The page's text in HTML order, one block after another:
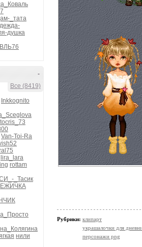
_тата
душка
-
Все (8419)
Inkkognito
Van-Toi-Ra
lira_lara
rottam
_Тасик
ЕЖИЧКА
нили
Рубрики: клипарт
украшалочки для
персонажи png